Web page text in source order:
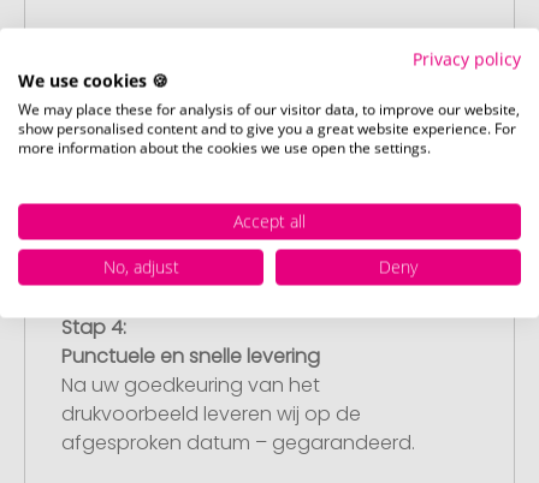
Stap 3:
Artikelvoorbeeld en goedkeuring
U ontvangt van ons een gratis
dit heeft goedgekeurd, starten wij direct
Stap 4:
Punctuele en snelle levering
Na uw goedkeuring van het
drukvoorbeeld leveren wij op de
afgesproken datum – gegarandeerd.
Privacy policy
We use cookies 🍪
We may place these for analysis of our visitor data, to improve our website,
show personalised content and to give you a great website experience. For
more information about the cookies we use open the settings.
Accept all
No, adjust
Deny